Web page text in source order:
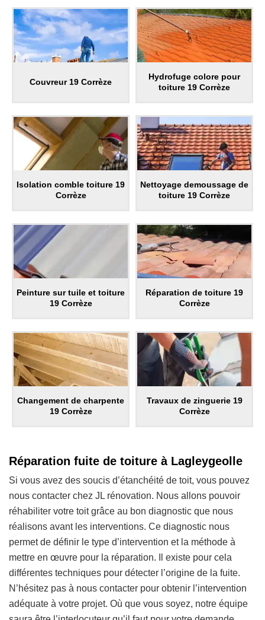
Couvreur 19 Corrèze
Hydrofuge colore pour
toiture 19 Corrèze
Isolation comble toiture 19
Corrèze
Nettoyage demoussage de
toiture 19 Corrèze
Peinture sur tuile et toiture
19 Corrèze
Réparation de toiture 19
Corrèze
Changement de charpente
19 Corrèze
Travaux de zinguerie 19
Corrèze
Réparation fuite de toiture à Lagleygeolle
Si vous avez des soucis d’étanchéité de toit, vous pouvez
nous contacter chez JL rénovation. Nous allons pouvoir
réhabiliter votre toit grâce au bon diagnostic que nous
réalisons avant les interventions. Ce diagnostic nous
permet de définir le type d’intervention et la méthode à
mettre en œuvre pour la réparation. Il existe pour cela
différentes techniques pour détecter l’origine de la fuite.
N’hésitez pas à nous contacter pour obtenir l’intervention
adéquate à votre projet. Où que vous soyez, notre équipe